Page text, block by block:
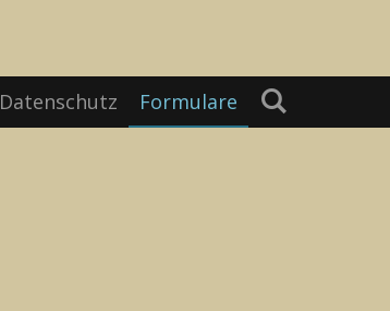
Datenschutz Formulare